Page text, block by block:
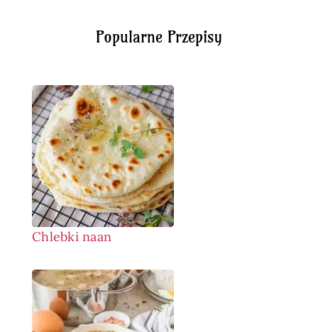
Popularne Przepisy
Chlebki naan